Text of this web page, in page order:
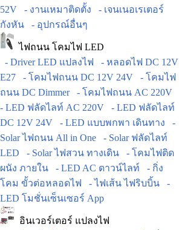
52V - งานเหมาติดตั้ง
- เจนเนอเรเตอร์
กังหัน
- อุปกรณ์อื่นๆ
ไฟถนน โคมไฟ LED
- Driver LED แปลงไฟ
- หลอดไฟ DC 12V
E27
- โคมไฟถนน DC 12V 24V
- โคมไฟ
ถนน DC Dimmer
- โคมไฟถนน AC 220V
- LED ฟลัดไลท์ AC 220V
- LED ฟลัดไลท์
DC 12V 24V
- LED แบบพกพา เดินทาง
-
Solar ไฟถนน All in One
- Solar ฟลัดไลท์
LED
- Solar ไฟสวน ทางเดิน
- โคมไฟติด
ผนัง ภายใน
- LED AC ดาวน์ไลท์
- กิ่ง
โคม ขั้วต่อหลอดไฟ
- ไฟเส้น ไฟริบบิ้น
-
LED โมชั่นเซ็นเซอร์ App
อินเวอร์เตอร์ แปลงไฟ